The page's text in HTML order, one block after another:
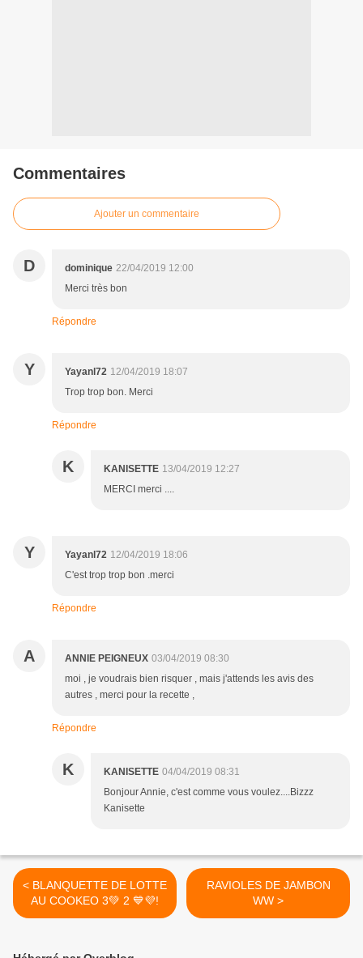
Commentaires
Ajouter un commentaire
D dominique 22/04/2019 12:00
Merci très bon
Répondre
Y Yayanl72 12/04/2019 18:07
Trop trop bon. Merci
Répondre
K KANISETTE 13/04/2019 12:27
MERCI merci ....
Y Yayanl72 12/04/2019 18:06
C'est trop trop bon .merci
Répondre
A ANNIE PEIGNEUX 03/04/2019 08:30
moi , je voudrais bien risquer , mais j'attends les avis des
autres , merci pour la recette ,
Répondre
K KANISETTE 04/04/2019 08:31
Bonjour Annie, c'est comme vous voulez....Bizzz
Kanisette
< BLANQUETTE DE LOTTE
AU COOKEO 3💚 2 💙💜!
RAVIOLES DE JAMBON
WW >